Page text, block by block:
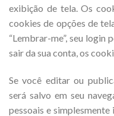
exibição de tela. Os
cookies de opções de
“Lembrar-me”, seu login
sair da sua conta, os
Se você editar ou
será salvo em seu
pessoais e